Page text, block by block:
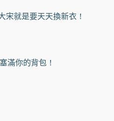
就是要天天換新衣！
滿你的背包！